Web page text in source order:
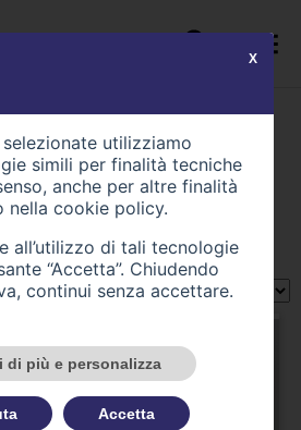
(1)
TIPO
Ordina per:
utilizziamo
simili per finalità tecniche
anche per altre finalità
nella cookie policy.
all’utilizzo di tali tecnologie
“Accetta”. Chiudendo
continui senza accettare.
di più e personalizza
Accetta
X